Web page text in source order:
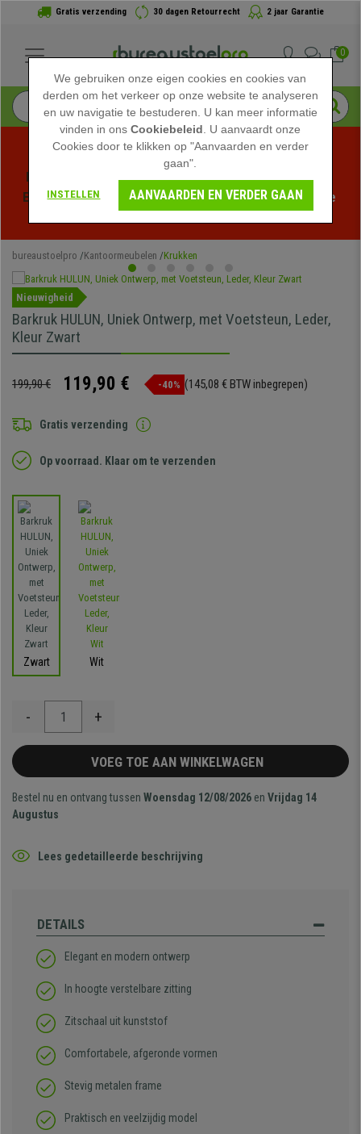
Gratis verzending 30 dagen Retourrecht 2 jaar Garantie
0
Profiteer van de Zomeruitverkoop bij bureaustoelpro!
Exclusieve kortingen voor een beperkte tijd - Bekijk de
bureaustoelpro Kantoormeubelen Krukken
Nieuwigheid
Barkruk HULUN, Uniek Ontwerp, met Voetsteun, Leder,
Kleur Zwart
199,90 € 119,90 € -40% (145,08 € BTW inbegrepen)
Gratis verzending
Op voorraad. Klaar om te verzenden
Zwart Wit
- +
VOEG TOE AAN WINKELWAGEN
Bestel nu en ontvang tussen Woensdag 12/08/2026 en Vrijdag 14
Augustus
Lees gedetailleerde beschrijving
DETAILS
Elegant en modern ontwerp
In hoogte verstelbare zitting
Zitschaal uit kunststof
Comfortabele, afgeronde vormen
Stevig metalen frame
Praktisch en veelzijdig model
We gebruiken onze eigen cookies en cookies van
derden om het verkeer op onze website te analyseren
en uw navigatie te bestuderen. U kan meer informatie
vinden in onsCookiebeleid . U aanvaardt onze
Cookies door te klikken op "Aanvaarden en verder
gaan".
INSTELLEN AANVAARDEN EN VERDER GAAN